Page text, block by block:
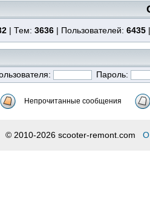
| Тем: 3636 | Пользователей: 6435
Пароль:
Непрочитанные сообщения
© 2010-2026 scooter-remont.com О